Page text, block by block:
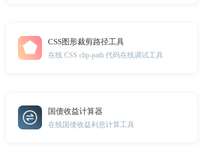
CSS图形裁剪路径工具
在线 CSS clip-path 代码在线调试工具
国债收益计算器
在线国债收益利息计算工具